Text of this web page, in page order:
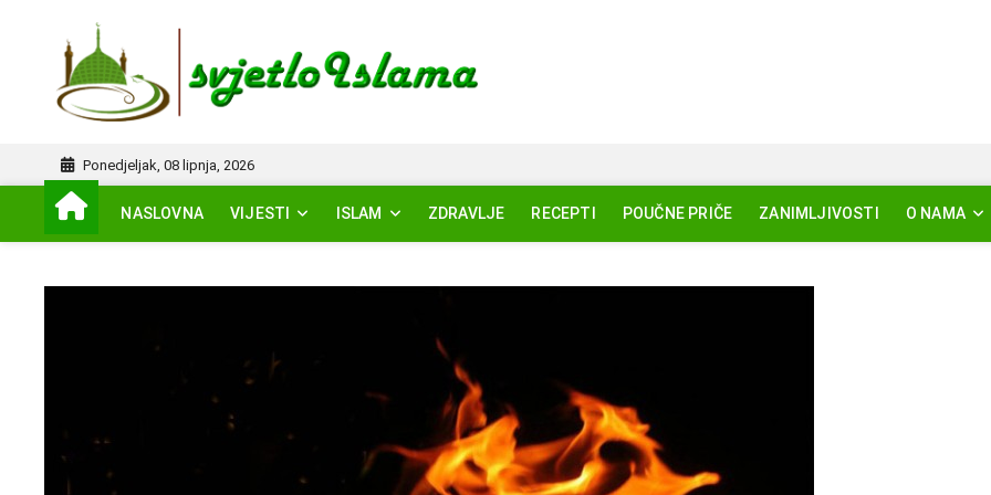
Ponedjeljak, 08 lipnja, 2026
NASLOVNA VIJESTI ISLAM ZDRAVLJE RECEPTI POUČNE PRIČE ZANIMLJIVOSTI O NAMA